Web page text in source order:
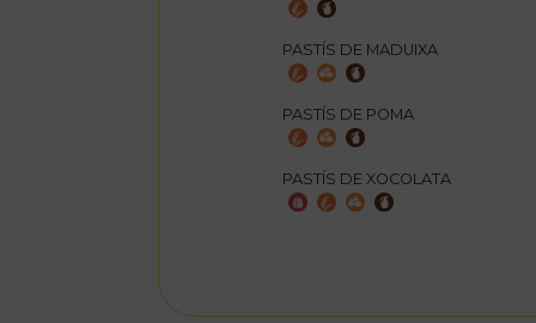
PASTÍS DE MADUIXA
PASTÍS DE POMA
PASTÍS DE XOCOLATA